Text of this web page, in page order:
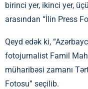
birinci yer, ikinci yer,
arasından “İlin Press
Qeyd edək ki,
fotojurnalist Famil
müharibəsi zamanı
Fotosu” seçilib.